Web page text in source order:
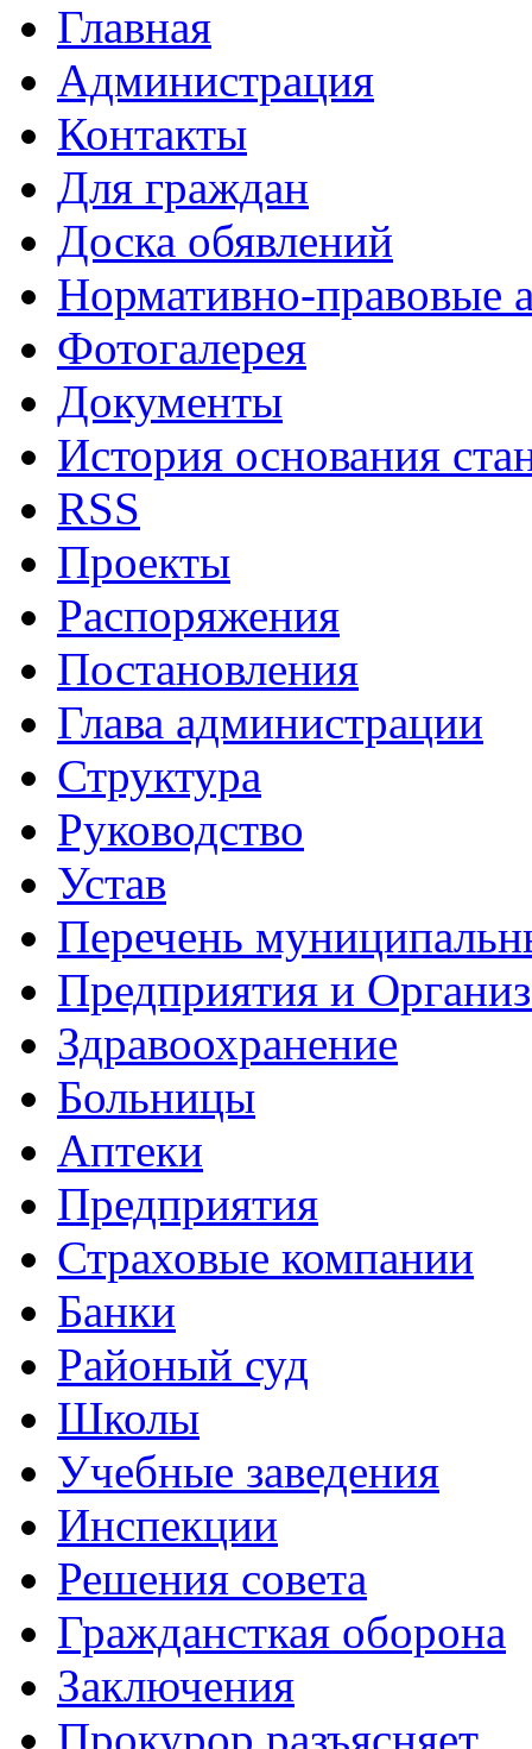
Главная
Администрация
Контакты
Для граждан
Доска обявлений
Нормативно-правовые
Фотогалерея
Документы
История основания
RSS
Проекты
Распоряжения
Постановления
Глава администрации
Структура
Руководство
Устав
Перечень
Предприятия и
Здравоохранение
Больницы
Аптеки
Предприятия
Страховые компании
Банки
Районый суд
Школы
Учебные заведения
Инспекции
Решения совета
Граждансткая оборона
Заключения